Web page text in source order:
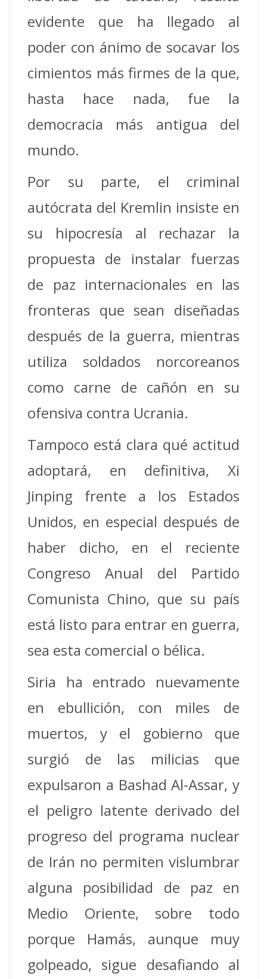
evidente que ha llegado al
poder con ánimo de socavar los
cimientos más firmes de la que,
hasta hace nada, fue la
democracia más antigua del
mundo.
Por su parte, el criminal
autócrata del Kremlin insiste en
su hipocresía al rechazar la
propuesta de instalar fuerzas
de paz internacionales en las
fronteras que sean diseñadas
después de la guerra, mientras
utiliza soldados norcoreanos
como carne de cañón en su
ofensiva contra Ucrania.
Tampoco está clara qué actitud
adoptará, en definitiva, Xi
Jinping frente a los Estados
Unidos, en especial después de
haber dicho, en el reciente
Congreso Anual del Partido
Comunista Chino, que su país
está listo para entrar en guerra,
sea esta comercial o bélica.
Siria ha entrado nuevamente
en ebullición, con miles de
muertos, y el gobierno que
surgió de las milicias que
expulsaron a Bashad Al-Assar, y
el peligro latente derivado del
progreso del programa nuclear
de Irán no permiten vislumbrar
alguna posibilidad de paz en
Medio Oriente, sobre todo
porque Hamás, aunque muy
golpeado, sigue desafiando al